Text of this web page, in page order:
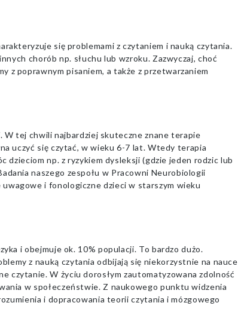
się problemami z czytaniem i nauką czytania.
chorób np. słuchu lub wzroku. Zazwyczaj, choć
z poprawnym pisaniem, a także z przetwarzaniem
W tej chwili najbardziej skuteczne znane terapie
uczyć się czytać, w wieku 6-7 lat. Wtedy terapia
dzieciom np. z ryzykiem dysleksji (gdzie jeden rodzic lub
naszego zespołu w Pracowni Neurobiologii
uwagowe i fonologiczne dzieci w starszym wieku
i obejmuje ok. 10% populacji. To bardzo dużo.
z nauką czytania odbijają się niekorzystnie na nauce
czytanie. W życiu dorosłym zautomatyzowana zdolność
w społeczeństwie. Z naukowego punktu widzenia
i dopracowania teorii czytania i mózgowego